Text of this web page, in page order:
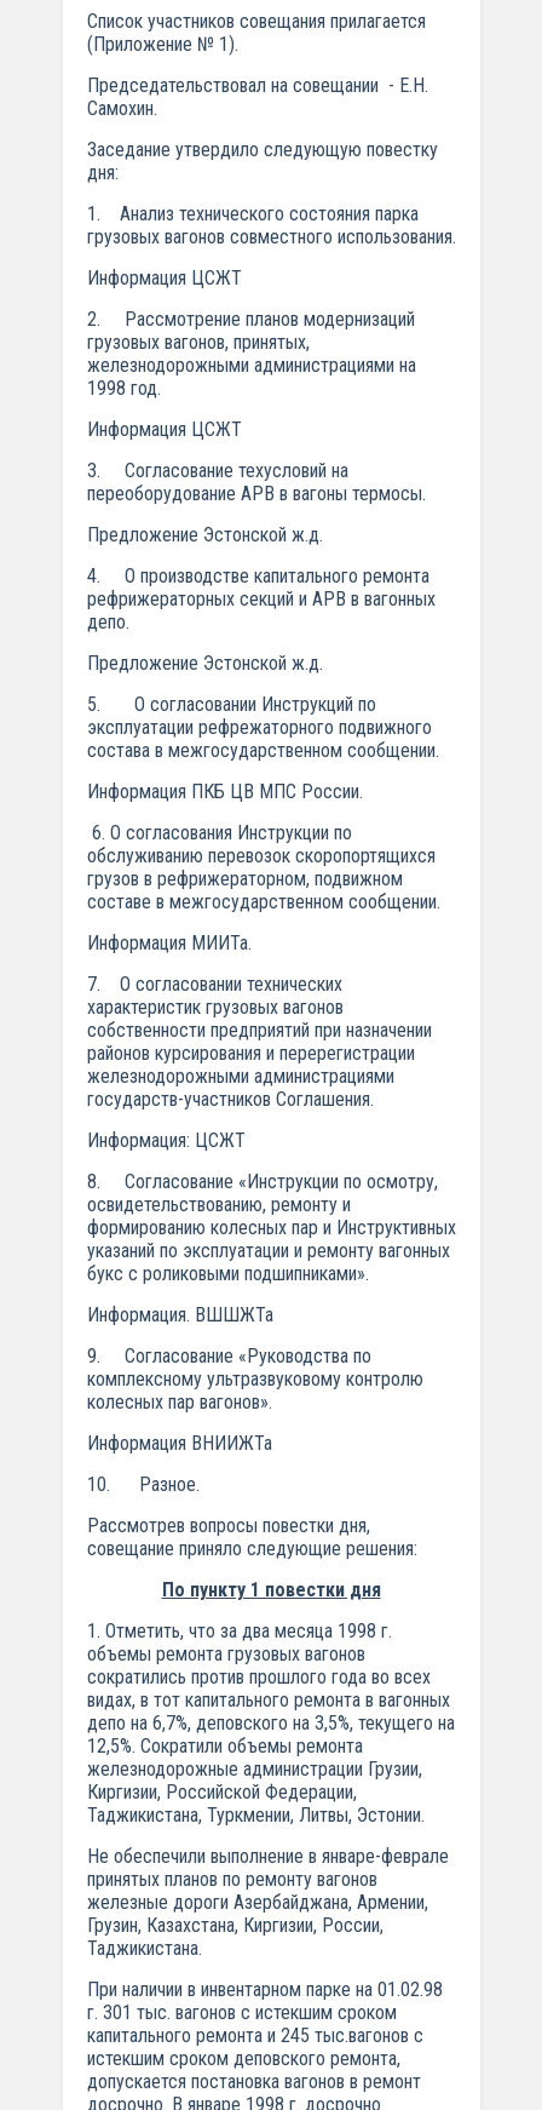
Список участников совещания прилагается
(Приложение № 1).
Председательствовал на совещании - Е.Н.
Самохин.
Заседание утвердило следующую повестку
дня:
1. Анализ технического состояния парка
грузовых вагонов совместного использования.
Информация ЦСЖТ
2. Рассмотрение планов модернизаций
грузовых вагонов, принятых,
железнодорожными администрациями на
1998 год.
Информация ЦСЖТ
3. Согласование техусловий на
переоборудование АРВ в вагоны термосы.
Предложение Эстонской ж.д.
4. О производстве капитального ремонта
рефрижераторных секций и АРВ в вагонных
депо.
Предложение Эстонской ж.д.
5. О согласовании Инструкций по
эксплуатации рефрежаторного подвижного
состава в межгосударственном сообщении.
Информация ПКБ ЦВ МПС России.
6. О согласования Инструкции по
обслуживанию перевозок скоропортящихся
грузов в рефрижераторном, подвижном
составе в межгосударственном сообщении.
Информация МИИТа.
7. О согласовании технических
характеристик грузовых вагонов
собственности предприятий при назначении
районов курсирования и перерегистрации
железнодорожными администрациями
государств-участников Соглашения.
Информация: ЦСЖТ
8. Согласование «Инструкции по осмотру,
освидетельствованию, ремонту и
формированию колесных пар и Инструктивных
указаний по эксплуатации и ремонту вагонных
букс с роликовыми подшипниками».
Информация. ВШШЖТа
9. Согласование «Руководства по
комплексному ультразвуковому контролю
колесных пар вагонов».
Информация ВНИИЖТа
10. Разное.
Рассмотрев вопросы повестки дня,
совещание приняло следующие решения:
По пункту 1 повестки дня
1. Отметить, что за два месяца 1998 г.
объемы ремонта грузовых вагонов
сократились против прошлого года во всех
видах, в тот капитального ремонта в вагонных
депо на 6,7%, деповского на 3,5%, текущего на
12,5%. Сократили объемы ремонта
железнодорожные администрации Грузии,
Киргизии, Российской Федерации,
Таджикистана, Туркмении, Литвы, Эстонии.
Не обеспечили выполнение в январе-феврале
принятых планов по ремонту вагонов
железные дороги Азербайджана, Армении,
Грузин, Казахстана, Киргизии, России,
Таджикистана.
При наличии в инвентарном парке на 01.02.98
г. 301 тыс. вагонов с истекшим сроком
капитального ремонта и 245 тыс.вагонов с
истекшим сроком деповского ремонта,
допускается постановка вагонов в ремонт
досрочно. В январе 1998 г. досрочно